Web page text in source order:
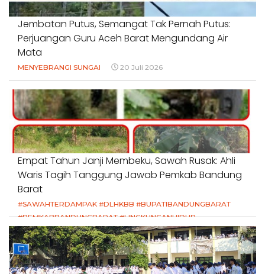
Jembatan Putus, Semangat Tak Pernah Putus:
Perjuangan Guru Aceh Barat Mengundang Air
Mata
MENYEBRANGI SUNGAI 20 Juli 2026
Empat Tahun Janji Membeku, Sawah Rusak: Ahli
Waris Tagih Tanggung Jawab Pemkab Bandung
Barat
#SAWAHTERDAMPAK #DLHKBB #BUPATIBANDUNGBARAT
#PEMKABBANDUNGBARAT #LINGKUNGANHIDUP
#HAKPETANI #KEADILANUNTUKPETANI
#NORMALISASISALURAN #IRIGASIRUSAK
#DUGAANPENCEMARAN #AKUNTABILITASPEMERINTAH
18 Juli 2026